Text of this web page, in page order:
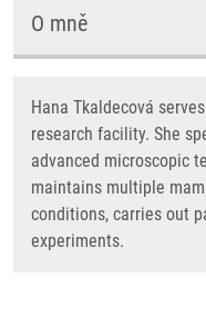
O mně
Hana Tkaldecová
research facility. She
advanced microscopic
maintains multiple
conditions, carries out
experiments.